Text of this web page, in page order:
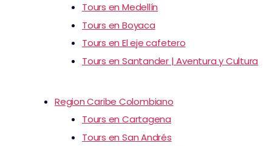
Tours en Medellín
Tours en Boyaca
Tours en El eje cafetero
Tours en Santander | Aventura y Cultura
Region Caribe Colombiano
Tours en Cartagena
Tours en San Andrés